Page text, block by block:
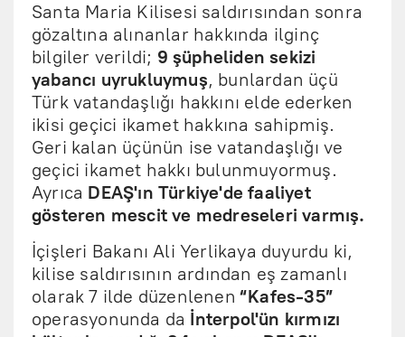
Santa Maria Kilisesi saldırısından sonra
gözaltına alınanlar hakkında ilginç
bilgiler verildi; 9 şüpheliden sekizi
yabancı uyrukluymuş, bunlardan üçü
Türk vatandaşlığı hakkını elde ederken
ikisi geçici ikamet hakkına sahipmiş.
Geri kalan üçünün ise vatandaşlığı ve
geçici ikamet hakkı bulunmuyormuş.
Ayrıca DEAŞ'ın Türkiye'de faaliyet
gösteren mescit ve medreseleri varmış.
İçişleri Bakanı Ali Yerlikaya duyurdu ki,
kilise saldırısının ardından eş zamanlı
olarak 7 ilde düzenlenen“Kafes-35”
operasyonunda da İnterpol'ün kırmızı